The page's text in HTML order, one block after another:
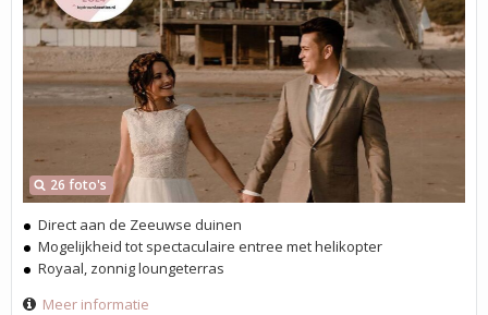
26 foto's
Direct aan de Zeeuwse duinen
Mogelijkheid tot spectaculaire entree met helikopter
Royaal, zonnig loungeterras
Meer informatie